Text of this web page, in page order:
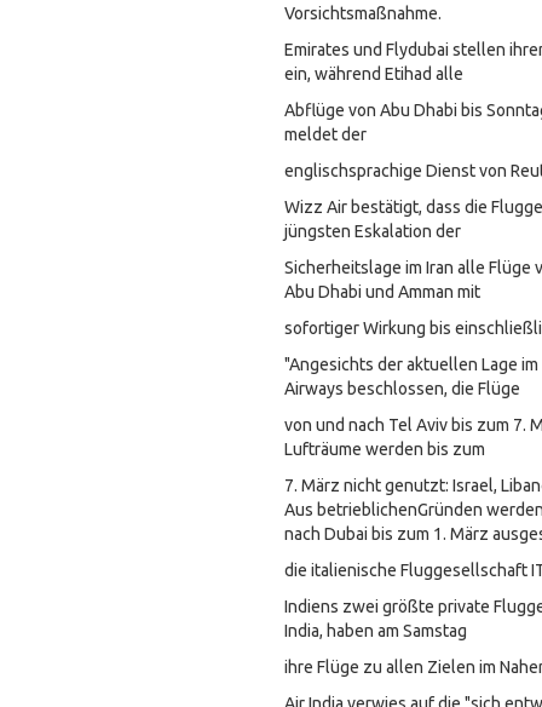
Vorsichtsmaßnahme.
Emirates und Flydubai stellen
ein, während Etihad alle
Abflüge von Abu Dhabi bis
meldet der
englischsprachige Dienst von
Wizz Air bestätigt, dass die
jüngsten Eskalation der
Sicherheitslage im Iran alle Flüge
Abu Dhabi und Amman mit
sofortiger Wirkung bis
"Angesichts der aktuellen Lage
Airways beschlossen, die Flüge
von und nach Tel Aviv bis zum 7.
Lufträume werden bis zum
7. März nicht genutzt: Israel,
Aus betrieblichenGründen
nach Dubai bis zum 1. März
die italienische Fluggesellschaft
Indiens zwei größte private
India, haben am Samstag
ihre Flüge zu allen Zielen im